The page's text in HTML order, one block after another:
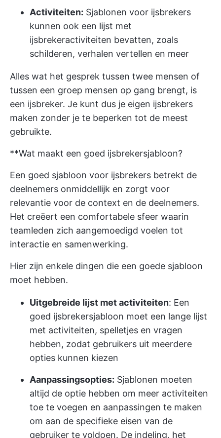
Activiteiten: Sjablonen voor ijsbrekers
kunnen ook een lijst met
ijsbrekeractiviteiten bevatten, zoals
schilderen, verhalen vertellen en meer
Alles wat het gesprek tussen twee mensen of
tussen een groep mensen op gang brengt, is
een ijsbreker. Je kunt dus je eigen ijsbrekers
maken zonder je te beperken tot de meest
gebruikte.
**Wat maakt een goed ijsbrekersjabloon?
Een goed sjabloon voor ijsbrekers betrekt de
deelnemers onmiddellijk en zorgt voor
relevantie voor de context en de deelnemers.
Het creëert een comfortabele sfeer waarin
teamleden zich aangemoedigd voelen tot
interactie en samenwerking.
Hier zijn enkele dingen die een goede sjabloon
moet hebben.
Uitgebreide lijst met activiteiten: Een
goed ijsbrekersjabloon moet een lange lijst
met activiteiten, spelletjes en vragen
hebben, zodat gebruikers uit meerdere
opties kunnen kiezen
Aanpassingsopties: Sjablonen moeten
altijd de optie hebben om meer activiteiten
toe te voegen en aanpassingen te maken
om aan de specifieke eisen van de
gebruiker te voldoen. De indeling, het